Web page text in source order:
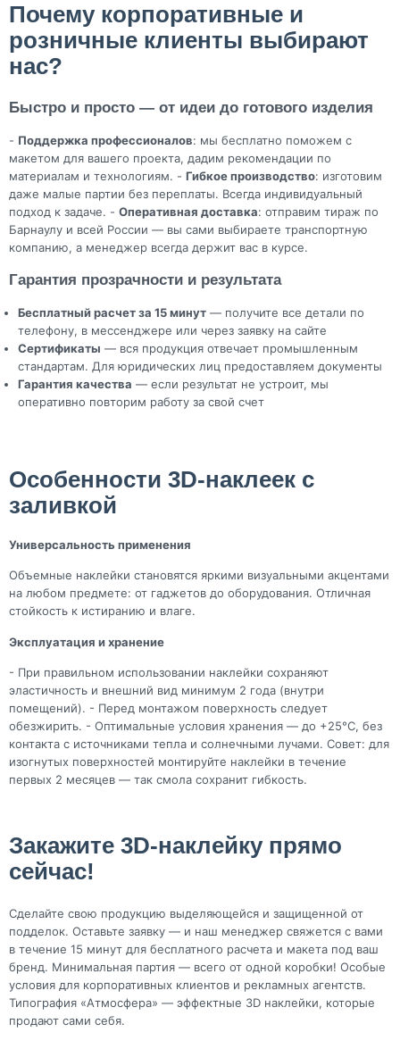
Почему корпоративные и
розничные клиенты выбирают
нас?
Быстро и просто — от идеи до готового изделия
- Поддержка профессионалов: мы бесплатно поможем с
макетом для вашего проекта, дадим рекомендации по
материалам и технологиям. - Гибкое производство: изготовим
даже малые партии без переплаты. Всегда индивидуальный
подход к задаче. - Оперативная доставка: отправим тираж по
Барнаулу и всей России — вы сами выбираете транспортную
компанию, а менеджер всегда держит вас в курсе.
Гарантия прозрачности и результата
Бесплатный расчет за 15 минут — получите все детали по
телефону, в мессенджере или через заявку на сайте
Сертификаты — вся продукция отвечает промышленным
стандартам. Для юридических лиц предоставляем документы
Гарантия качества — если результат не устроит, мы
оперативно повторим работу за свой счет
Особенности 3D-наклеек с
заливкой
Универсальность применения
Объемные наклейки становятся яркими визуальными акцентами
на любом предмете: от гаджетов до оборудования. Отличная
стойкость к истиранию и влаге.
Эксплуатация и хранение
- При правильном использовании наклейки сохраняют
эластичность и внешний вид минимум 2 года (внутри
помещений). - Перед монтажом поверхность следует
обезжирить. - Оптимальные условия хранения — до +25°C, без
контакта с источниками тепла и солнечными лучами. Совет: для
изогнутых поверхностей монтируйте наклейки в течение
первых 2 месяцев — так смола сохранит гибкость.
Закажите 3D-наклейку прямо
сейчас!
Сделайте свою продукцию выделяющейся и защищенной от
подделок. Оставьте заявку — и наш менеджер свяжется с вами
в течение 15 минут для бесплатного расчета и макета под ваш
бренд. Минимальная партия — всего от одной коробки! Особые
условия для корпоративных клиентов и рекламных агентств.
Типография «Атмосфера» — эффектные 3D наклейки, которые
продают сами себя.